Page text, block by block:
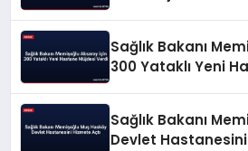
Sağlık Bakanı
300 Yataklı Yeni
Sağlık Bakanı
Devlet